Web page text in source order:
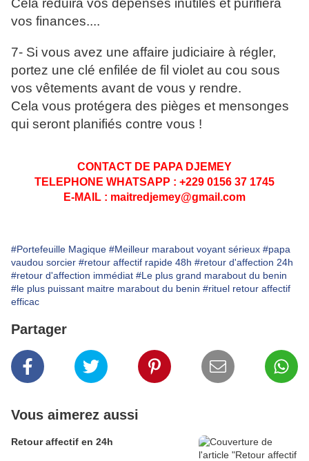
Cela réduira vos dépenses inutiles et purifiera
vos finances....
7- Si vous avez une affaire judiciaire à régler,
portez une clé enfilée de fil violet au cou sous
vos vêtements avant de vous y rendre.
Cela vous protégera des pièges et mensonges
qui seront planifiés contre vous !
CONTACT DE PAPA DJEMEY
TELEPHONE WHATSAPP : +229 0156 37 1745
E-MAIL : maitredjemey@gmail.com
#Portefeuille Magique #Meilleur marabout voyant sérieux #papa
vaudou sorcier #retour affectif rapide 48h #retour d'affection 24h
#retour d'affection immédiat #Le plus grand marabout du benin
#le plus puissant maitre marabout du benin #rituel retour affectif
efficac
Partager
Vous aimerez aussi
Retour affectif en 24h